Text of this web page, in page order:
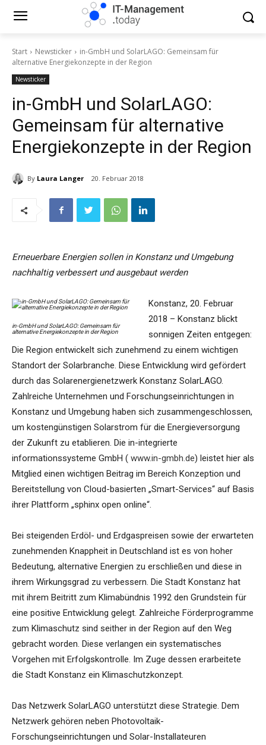
Start Newsticker
in-GmbH und SolarLAGO: Gemeinsam für
alternative Energiekonzepte in der Region
Newsticker
in-GmbH und SolarLAGO:
Gemeinsam für alternative
Energiekonzepte in der Region
By Laura Langer 20. Februar 2018
Erneuerbare Energien sollen in Konstanz und Umgebung
nachhaltig verbessert und ausgebaut werden
in-GmbH und SolarLAGO: Gemeinsam für
alternative Energiekonzepte in der Region
Konstanz, 20. Februar
2018 – Konstanz blickt
sonnigen Zeiten entgegen:
Die Region entwickelt sich zunehmend zu einem wichtigen
Standort der Solarbranche. Diese Entwicklung wird gefördert
durch das Solarenergienetzwerk Konstanz SolarLAGO.
Zahlreiche Unternehmen und Forschungseinrichtungen in
Konstanz und Umgebung haben sich zusammengeschlossen,
um kostengünstigen Solarstrom für die Energieversorgung
der Zukunft zu etablieren. Die in-integrierte
informationssysteme GmbH ( www.in-gmbh.de) leistet hier als
Mitglied einen wichtigen Beitrag im Bereich Konzeption und
Bereitstellung von Cloud-basierten „Smart-Services“ auf Basis
ihrer Plattform „sphinx open online“.
Bei steigenden Erdöl- und Erdgaspreisen sowie der erwarteten
zunehmenden Knappheit in Deutschland ist es von hoher
Bedeutung, alternative Energien zu erschließen und diese in
ihrem Wirkungsgrad zu verbessern. Die Stadt Konstanz hat
mit ihrem Beitritt zum Klimabündnis 1992 den Grundstein für
eine positive Entwicklung gelegt. Zahlreiche Förderprogramme
zum Klimaschutz sind seither in der Region auf den Weg
gebracht worden. Diese verlangen ein systematisches
Vorgehen mit Erfolgskontrolle. Im Zuge dessen erarbeitete
die Stadt Konstanz ein Klimaschutzkonzept.
Das Netzwerk SolarLAGO unterstützt diese Strategie. Dem
Netzwerk gehören neben Photovoltaik-
Forschungseinrichtungen und Solar-Installateuren